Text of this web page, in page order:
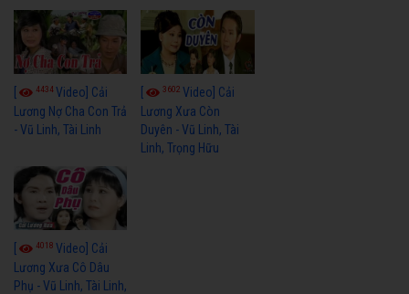
4434Video] Cải
Lương Nợ Cha Con Trả
- Vũ Linh, Tài Linh
3602Video] Cải
Lương Xưa Còn
Duyên - Vũ Linh, Tài
Linh, Trọng Hữu
[ 4018 Video] Cải
Lương Xưa Cô Dâu
Phụ - Vũ Linh, Tài Linh,